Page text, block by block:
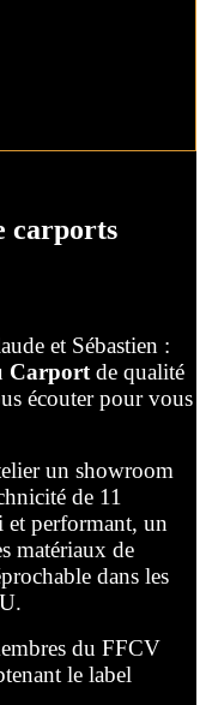
carports
et Sébastien :
Carportde qualité
écouter pour vous
un showroom
de 11
performant, un
matériaux de
dans les
du FFCV
le label